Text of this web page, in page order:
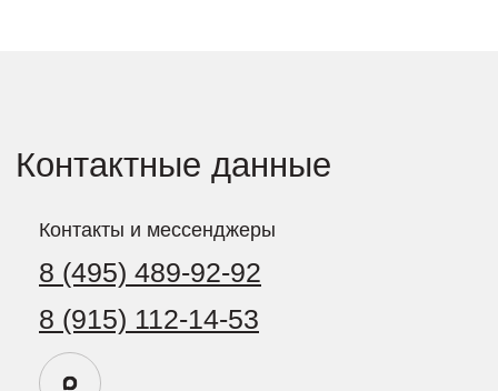
127560, Россия, Москва,